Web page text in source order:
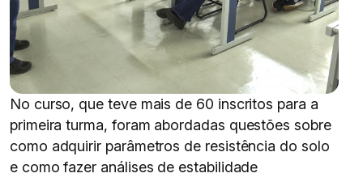
No curso, que teve mais de 60 inscritos para a
primeira turma, foram abordadas questões sobre
como adquirir parâmetros de resistência do solo
e como fazer análises de estabilidade